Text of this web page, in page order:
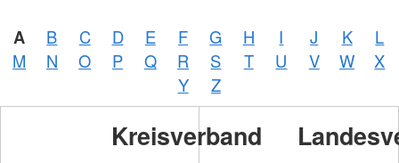
A B C D E F G H I J K
L
M
N O P Q R S T U V W
X
Y
Z
Kreisverband